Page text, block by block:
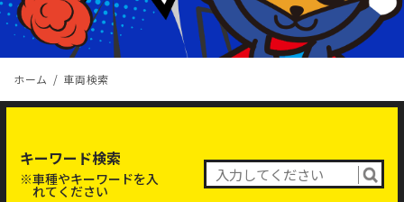
ホーム 車両検索
キーワード検索
※車種やキーワードを入
れてください